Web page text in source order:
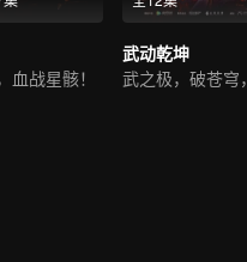
血战星骸！
武动乾坤